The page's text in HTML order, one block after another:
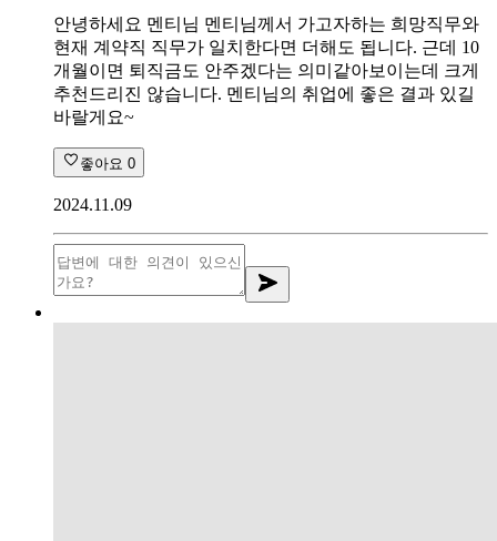
안녕하세요 멘티님 멘티님께서 가고자하는 희망직무와
현재 계약직 직무가 일치한다면 더해도 됩니다. 근데 10
개월이면 퇴직금도 안주겠다는 의미같아보이는데 크게
추천드리진 않습니다. 멘티님의 취업에 좋은 결과 있길
바랄게요~
좋아요 0
2024.11.09